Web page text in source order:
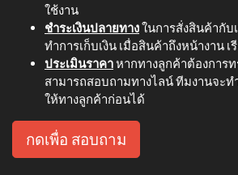
ใช้งาน
ชำระเงินปลายทางในการสั่งสินค้ากับ
ทำการเก็บเงิน เมื่อสินค้าถึงหน้างาน
ประเมินราคาหากทางลูกค้าต้องการ
สามารถสอบถามทางไลน์ ทีมงานจะ
ให้ทางลูกค้าก่อนได้
กดเพื่อ สอบถาม